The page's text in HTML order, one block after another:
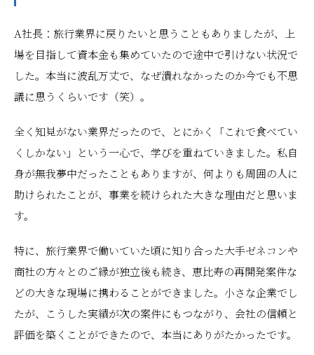
A社長：旅行業界に戻りたいと思うこともありましたが、上
場を目指して資本金も集めていたので途中で引けない状況で
した。本当に波乱万丈で、なぜ潰れなかったのか今でも不思
議に思うくらいです（笑）。
全く知見がない業界だったので、とにかく「これで食べてい
くしかない」という一心で、学びを重ねていきました。私自
身が無我夢中だったこともありますが、何よりも周囲の人に
助けられたことが、事業を続けられた大きな理由だと思いま
す。
特に、旅行業界で働いていた頃に知り合った大手ゼネコンや
商社の方々とのご縁が独立後も続き、恵比寿の再開発案件な
どの大きな現場に携わることができました。小さな企業でし
たが、こうした実績が次の案件にもつながり、会社の信頼と
評価を築くことができたので、本当にありがたかったです。